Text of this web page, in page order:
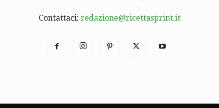
Contattaci: redazione@ricettasprint.it